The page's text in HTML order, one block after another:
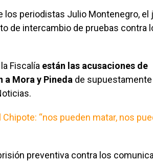
los periodistas Julio Montenegro, el
de intercambio de pruebas contra
Fiscalía están las acusaciones de
a Mora y Pineda de
“nos pueden matar, nos
preventiva contra los